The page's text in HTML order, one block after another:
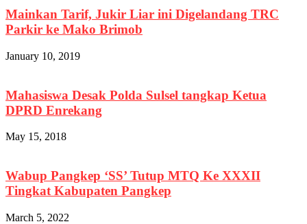
Mainkan Tarif, Jukir Liar ini Digelandang TRC
Parkir ke Mako Brimob
January 10, 2019
Mahasiswa Desak Polda Sulsel tangkap Ketua
DPRD Enrekang
May 15, 2018
Wabup Pangkep ‘SS’ Tutup MTQ Ke XXXII
Tingkat Kabupaten Pangkep
March 5, 2022